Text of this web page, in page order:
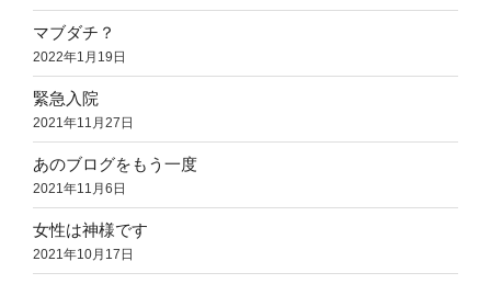
マブダチ？
2022年1月19日
緊急入院
2021年11月27日
あのブログをもう一度
2021年11月6日
女性は神様です
2021年10月17日